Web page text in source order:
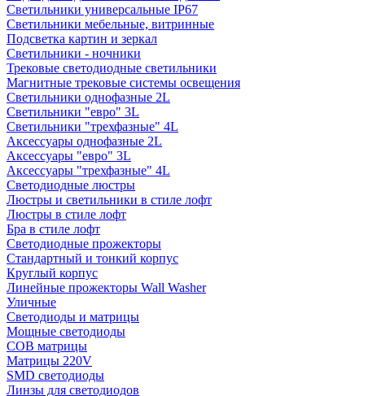
Светильники универсальные IP67
Светильники мебельные, витринные
Подсветка картин и зеркал
Светильники - ночники
Трековые светодиодные светильники
Магнитные трековые системы освещения
Светильники однофазные 2L
Светильники "евро" 3L
Светильники "трехфазные" 4L
Аксессуары однофазные 2L
Аксессуары "евро" 3L
Аксессуары "трехфазные" 4L
Светодиодные люстры
Люстры и светильники в стиле лофт
Люстры в стиле лофт
Бра в стиле лофт
Светодиодные прожекторы
Стандартный и тонкий корпус
Круглый корпус
Линейные прожекторы Wall Washer
Уличные
Светодиоды и матрицы
Мощные светодиоды
COB матрицы
Матрицы 220V
SMD светодиоды
Линзы для светодиодов